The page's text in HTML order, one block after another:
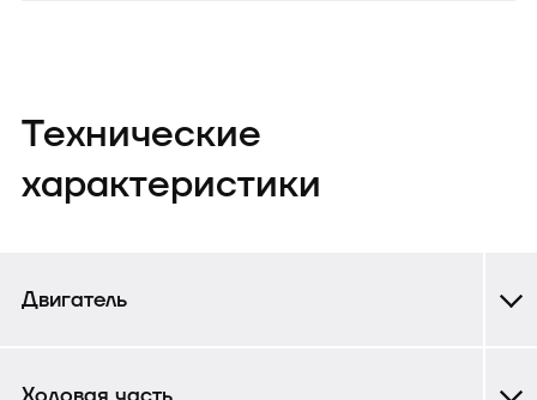
Технические
характеристики
Двигатель